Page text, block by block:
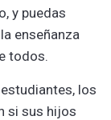
y puedas
enseñanza
todos.
los
si sus hijos